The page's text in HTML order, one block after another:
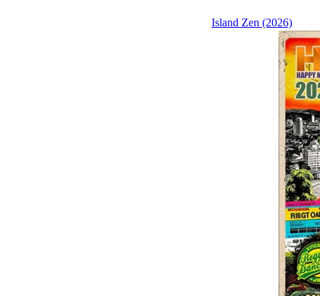
Island Zen (2026)